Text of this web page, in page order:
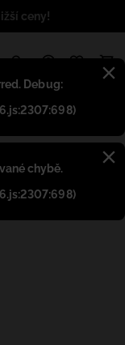
Debug:
chybě.
ceny!